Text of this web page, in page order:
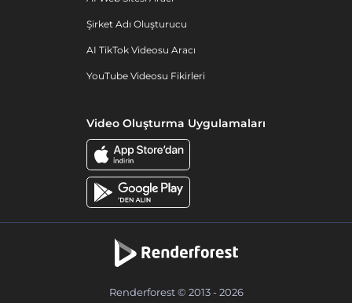
Şirket Adı Oluşturucu
AI TikTok Videosu Aracı
YouTube Videosu Fikirleri
Video Oluşturma Uygulamaları
Renderforest © 2013 - 2026